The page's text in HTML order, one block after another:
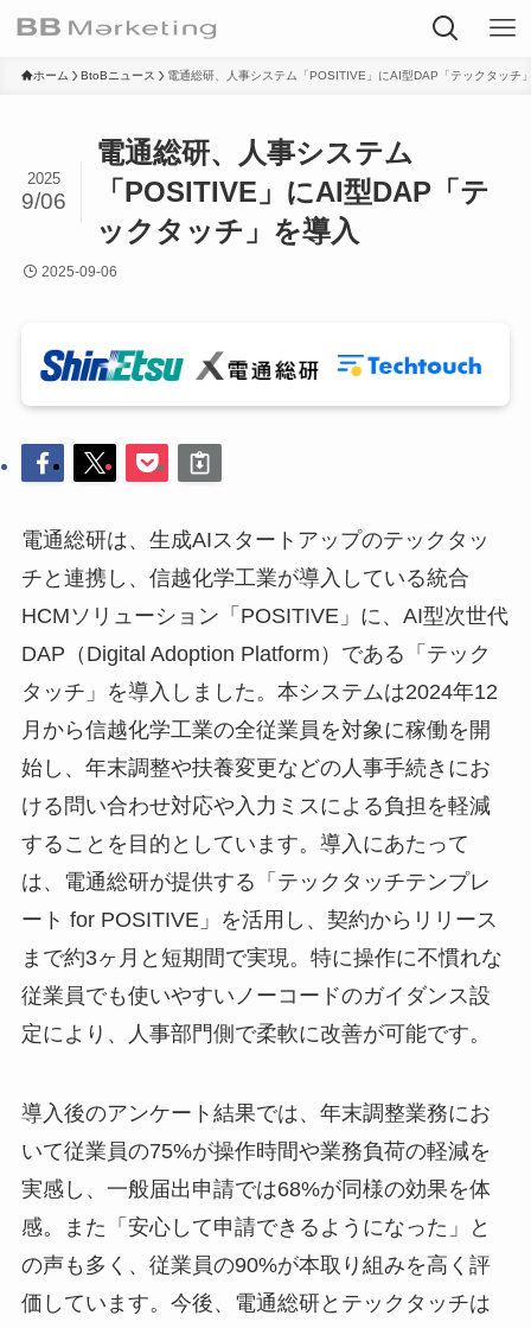
ホーム BtoBニュース 電通総研、人事システム「POSITIVE」にAI型DAP「テックタッチ
電通総研、人事システム
「POSITIVE」にAI型DAP「テ
ックタッチ」を導入
2025
9/06
2025-09-06
電通総研は、生成AIスタートアップのテックタッ
チと連携し、信越化学工業が導入している統合
HCMソリューション「POSITIVE」に、AI型次世代
DAP（Digital Adoption Platform）である「テック
タッチ」を導入しました。本システムは2024年12
月から信越化学工業の全従業員を対象に稼働を開
始し、年末調整や扶養変更などの人事手続きにお
ける問い合わせ対応や入力ミスによる負担を軽減
することを目的としています。導入にあたって
は、電通総研が提供する「テックタッチテンプレ
ート for POSITIVE」を活用し、契約からリリース
まで約3ヶ月と短期間で実現。特に操作に不慣れな
従業員でも使いやすいノーコードのガイダンス設
定により、人事部門側で柔軟に改善が可能です。
導入後のアンケート結果では、年末調整業務にお
いて従業員の75%が操作時間や業務負荷の軽減を
実感し、一般届出申請では68%が同様の効果を体
感。また「安心して申請できるようになった」と
の声も多く、従業員の90%が本取り組みを高く評
価しています。今後、電通総研とテックタッチは